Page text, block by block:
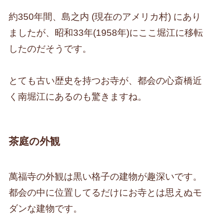
約350年間、島之内 (現在のアメリカ村) にあり
ましたが、昭和33年(1958年)にここ堀江に移転
したのだそうです。
とても古い歴史を持つお寺が、都会の心斎橋近
く南堀江にあるのも驚きますね。
茶庭の外観
萬福寺の外観は黒い格子の建物が趣深いです。
都会の中に位置してるだけにお寺とは思えぬモ
ダンな建物です。